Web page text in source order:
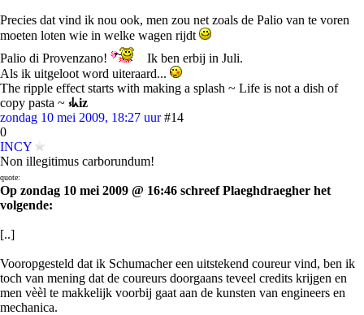
Precies dat vind ik nou ook, men zou net zoals de Palio van te voren
moeten loten wie in welke wagen rijdt
Palio di Provenzano!
Ik ben erbij in Juli.
Als ik uitgeloot word uiteraard...
The ripple effect starts with making a splash ~ Life is not a dish of
copy pasta ~ ⳽ᖾiz
zondag 10 mei 2009, 18:27 uur #14
0
INCY
Non illegitimus carborundum!
quote:
Op zondag 10 mei 2009 @ 16:46 schreef Plaeghdraegher het
volgende:
[..]
Vooropgesteld dat ik Schumacher een uitstekend coureur vind, ben ik
toch van mening dat de coureurs doorgaans teveel credits krijgen en
men vèèl te makkelijk voorbij gaat aan de kunsten van engineers en
mechanica.